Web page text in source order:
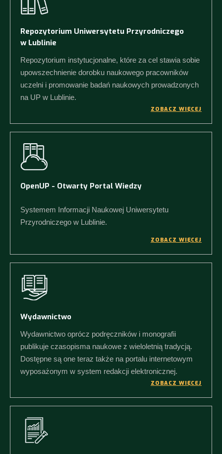
Repozytorium Uniwersytetu Przyrodniczego
w Lublinie
Repozytorium instytucjonalne, które za cel stawia sobie
upowszechnienie dorobku naukowego pracowników
uczelni i promowanie badań naukowych prowadzonych
na UP w Lublinie.
ZOBACZ WIĘCEJ
OpenUP - Otwarty Portal Wiedzy
Systemem Informacji Naukowej Uniwersytetu
Przyrodniczego w Lublinie.
ZOBACZ WIĘCEJ
Wydawnictwo
Wydawnictwo oprócz podręczników i monografii
publikuje czasopisma naukowe z wieloletnią tradycją.
Dostępne są one teraz także na portalu internetowym
wyposażonym w system redakcji elektronicznej.
ZOBACZ WIĘCEJ